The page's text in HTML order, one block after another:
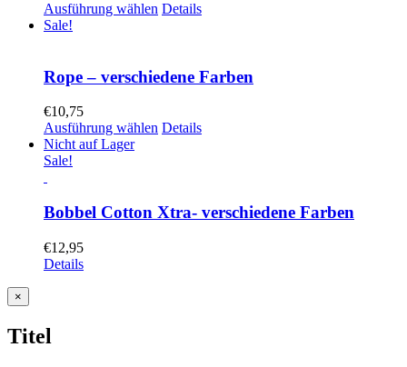
Ausführung wählen Details
Sale!
Rope – verschiedene Farben
€10,75
Ausführung wählen Details
Nicht auf Lager
Sale!
Bobbel Cotton Xtra- verschiedene Farben
€12,95
Details
Close
product
view
×
Titel